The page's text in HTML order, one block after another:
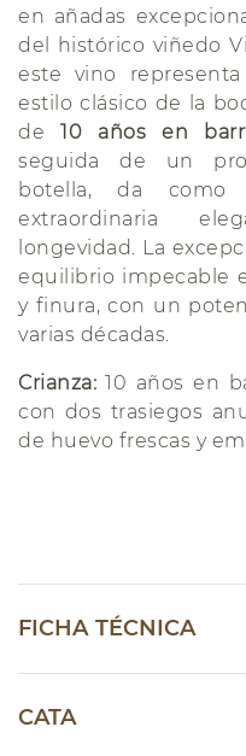
en añadas
del histórico viñedo
este vino
estilo clásico de la
de10 años en
seguida de un
botella, da
extraordinaria
longevidad. La
equilibrio impecable
y finura, con un
varias décadas.
Crianza: 10 años en
con dos trasiegos
de huevo frescas y
FICHA TÉCNICA
CATA